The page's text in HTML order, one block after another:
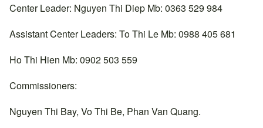
Center Leader: Nguyen Thi Diep Mb: 0363 529 984
Assistant Center Leaders: To Thi Le Mb: 0988 405 681
Ho Thi Hien Mb: 0902 503 559
Commissioners:
Nguyen Thi Bay, Vo Thi Be, Phan Van Quang.